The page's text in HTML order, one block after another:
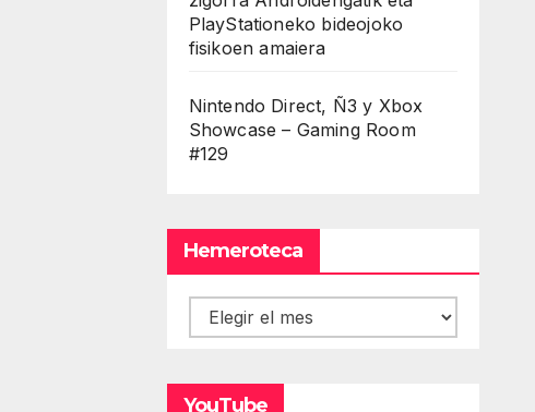
PlayStationeko bideojoko
fisikoen amaiera
Nintendo Direct, Ñ3 y Xbox
Showcase – Gaming Room
#129
Hemeroteca
Hemeroteca
YouTube